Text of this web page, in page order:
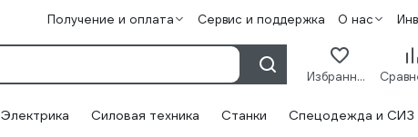
Получение и оплата Сервис и поддержка О нас
Избранное
Электрика Силовая техника Станки Спецодежда и СИЗ